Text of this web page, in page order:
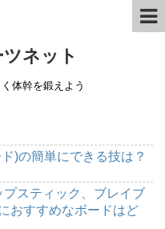
ネット
体幹を鍛えよう
)の簡単にできる技は？
スティック、ブレイブ
おすすめなボードはど